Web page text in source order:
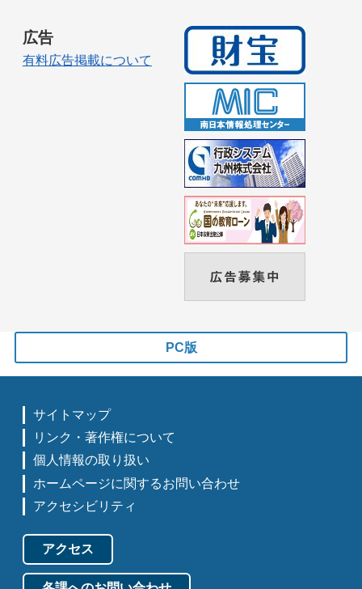
広告
有料広告掲載について
PC版
サイトマップ
リンク・著作権について
個人情報の取り扱い
ホームページに関するお問い合わせ
アクセシビリティ
アクセス